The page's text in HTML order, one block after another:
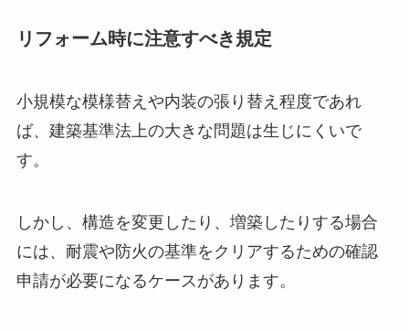
リフォーム時に注意すべき規定
小規模な模様替えや内装の張り替え程度であれ
ば、建築基準法上の大きな問題は生じにくいで
す。
しかし、構造を変更したり、増築したりする場合
には、耐震や防火の基準をクリアするための確認
申請が必要になるケースがあります。